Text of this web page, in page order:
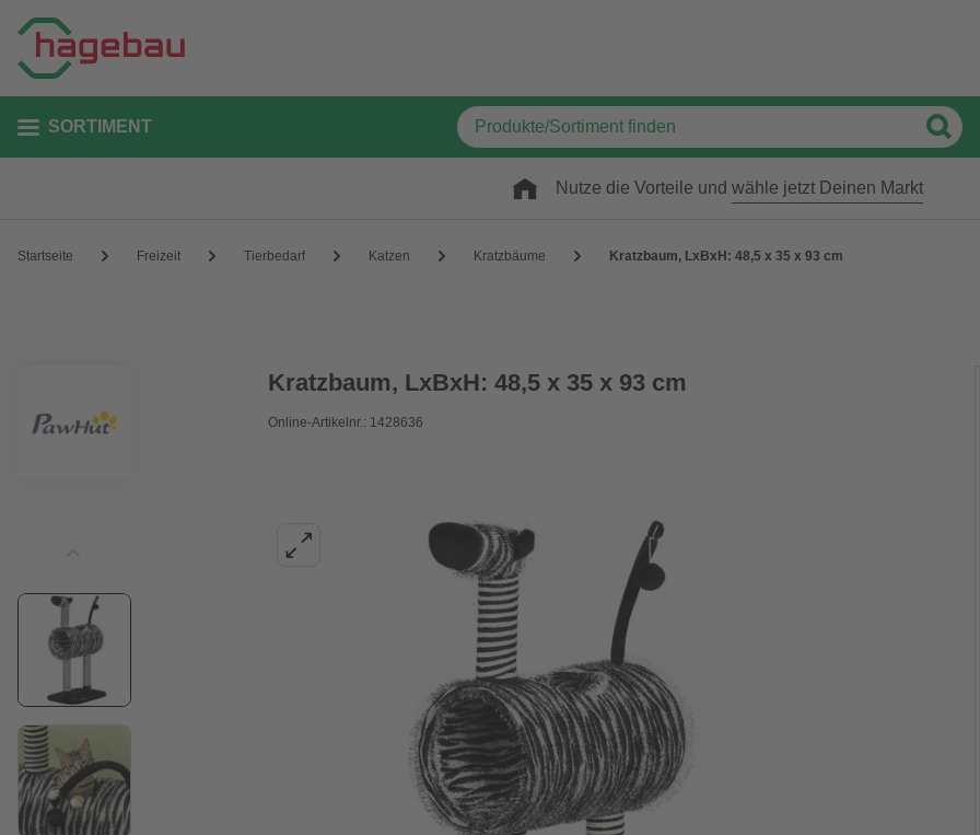
SORTIMENT
Nutze die Vorteile und wähle jetzt Deinen Markt
Startseite Freizeit Tierbedarf Katzen Kratzbäume Kratzbaum, LxBxH: 48,5 x 35 x 93 cm
Kratzbaum, LxBxH: 48,5 x 35 x 93 cm
Online-Artikelnr.: 1428636